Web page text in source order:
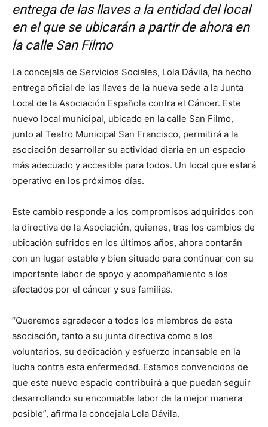
entrega de las llaves a la entidad del local
en el que se ubicarán a partir de ahora en
la calle San Filmo
La concejala de Servicios Sociales, Lola Dávila, ha hecho
entrega oficial de las llaves de la nueva sede a la Junta
Local de la Asociación Española contra el Cáncer. Este
nuevo local municipal, ubicado en la calle San Filmo,
junto al Teatro Municipal San Francisco, permitirá a la
asociación desarrollar su actividad diaria en un espacio
más adecuado y accesible para todos. Un local que estará
operativo en los próximos días.
Este cambio responde a los compromisos adquiridos con
la directiva de la Asociación, quienes, tras los cambios de
ubicación sufridos en los últimos años, ahora contarán
con un lugar estable y bien situado para continuar con su
importante labor de apoyo y acompañamiento a los
afectados por el cáncer y sus familias.
“Queremos agradecer a todos los miembros de esta
asociación, tanto a su junta directiva como a los
voluntarios, su dedicación y esfuerzo incansable en la
lucha contra esta enfermedad. Estamos convencidos de
que este nuevo espacio contribuirá a que puedan seguir
desarrollando su encomiable labor de la mejor manera
posible”, afirma la concejala Lola Dávila.